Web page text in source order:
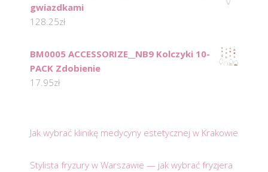
gwiazdkami
128.25zł
BM0005 ACCESSORIZE__NB9 Kolczyki 10-
PACK Zdobienie
17.95zł
Jak wybrać klinikę medycyny estetycznej w Krakowie
Stylista fryzury w Warszawie — jak wybrać fryzjera